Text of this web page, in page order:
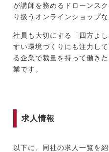
が講師を務めるドローンス
り扱うオンラインショップ
社員も大切にする「四方よ
すい環境づくりにも注力し
る企業で裁量を持って働き
業です。
求人情報
以下に、同社の求人一覧を紹